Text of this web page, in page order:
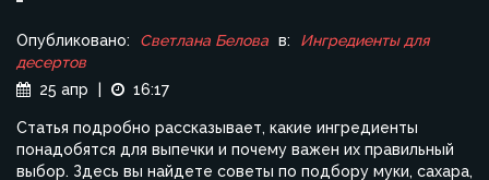
Опубликовано: Светлана Белова в:
Ингредиенты для
десертов
25 апр
16:17
Статья подробно рассказывает, какие ингредиенты
понадобятся для выпечки и почему важен их правильный
выбор. Здесь вы найдете советы по подбору муки, сахара,